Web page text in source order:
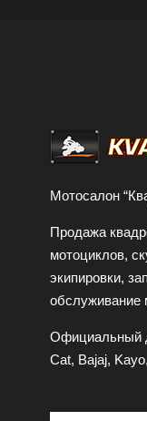
Мотосалон
Продажа
мотоциклов,
экипировки,
обслуживание
Официальный
Cat, Bajaj,